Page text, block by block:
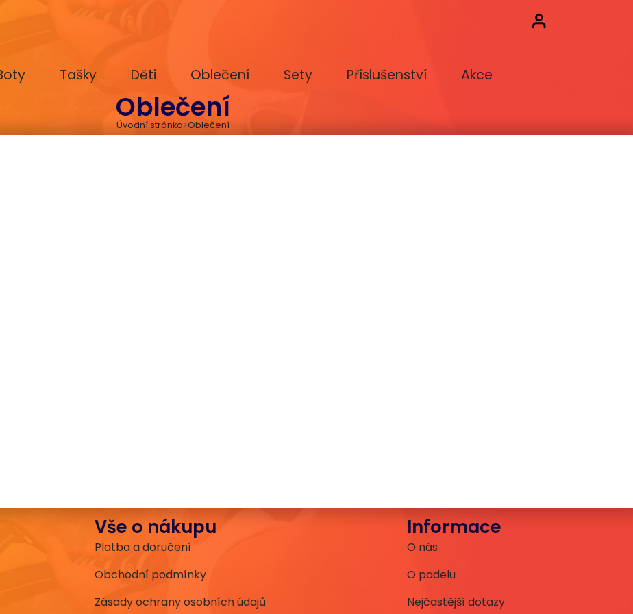
Tašky Děti Oblečení Sety Příslušenství Akce
Oblečení
Úvodní stránka Oblečení
Vše o nákupu
Platba a doručení
Obchodní podmínky
Zásady ochrany osobních údajů
Informace
O nás
O padelu
Nejčastější dotazy